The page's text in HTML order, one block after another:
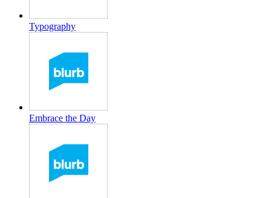
Typography
Embrace the Day